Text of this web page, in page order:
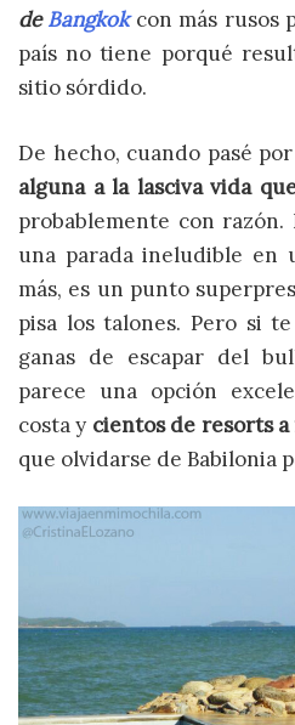
deBangkokcon más rusos
país no tiene porqué
sitio sórdido.
De hecho, cuando pasé
alguna a la lasciva vida
probablemente con
una parada ineludible en
más, es un punto
pisa los talones. Pero si
ganas de escapar del
parece una opción
costa y cientos de resorts
que olvidarse de Babilonia